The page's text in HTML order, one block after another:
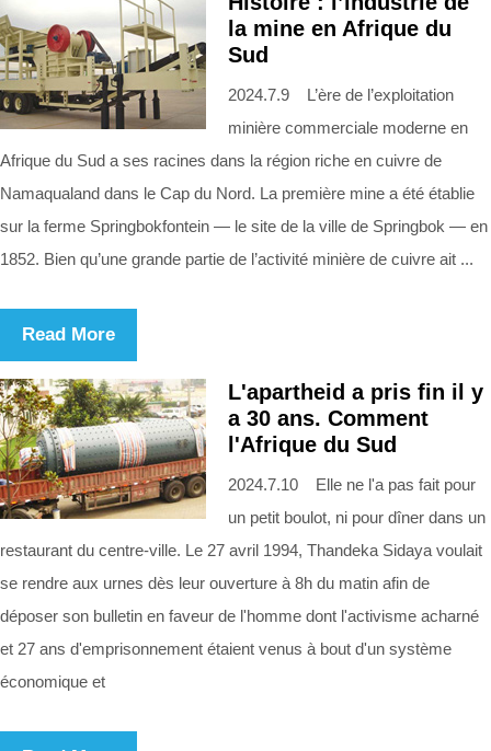
la mine en Afrique du
Sud
2024.7.9 L’ère de l’exploitation
minière commerciale moderne en
Afrique du Sud a ses racines dans la région riche en cuivre de
Namaqualand dans le Cap du Nord. La première mine a été établie
sur la ferme Springbokfontein — le site de la ville de Springbok — en
1852. Bien qu’une grande partie de l’activité minière de cuivre ait ...
Read More
L'apartheid a pris fin il y
a 30 ans. Comment
l'Afrique du Sud
2024.7.10 Elle ne l'a pas fait pour
un petit boulot, ni pour dîner dans un
restaurant du centre-ville. Le 27 avril 1994, Thandeka Sidaya voulait
se rendre aux urnes dès leur ouverture à 8h du matin afin de
déposer son bulletin en faveur de l'homme dont l'activisme acharné
et 27 ans d'emprisonnement étaient venus à bout d'un système
économique et